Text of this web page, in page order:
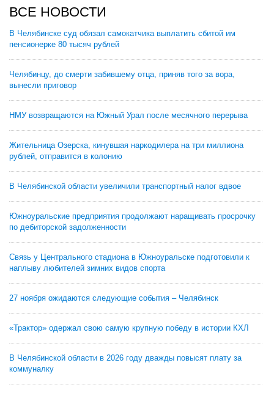
ВСЕ НОВОСТИ
В Челябинске суд обязал самокатчика выплатить сбитой им
пенсионерке 80 тысяч рублей
Челябинцу, до смерти забившему отца, приняв того за вора,
вынесли приговор
НМУ возвращаются на Южный Урал после месячного перерыва
Жительница Озерска, кинувшая наркодилера на три миллиона
рублей, отправится в колонию
В Челябинской области увеличили транспортный налог вдвое
Южноуральские предприятия продолжают наращивать просрочку
по дебиторской задолженности
Связь у Центрального стадиона в Южноуральске подготовили к
наплыву любителей зимних видов спорта
27 ноября ожидаются следующие события – Челябинск
«Трактор» одержал свою самую крупную победу в истории КХЛ
В Челябинской области в 2026 году дважды повысят плату за
коммуналку